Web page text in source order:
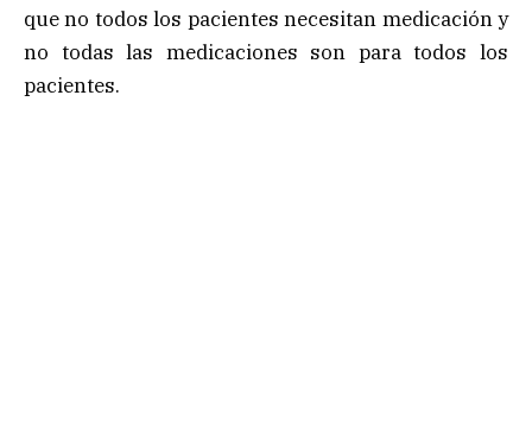
que no todos los pacientes necesitan medicación y
no todas las medicaciones son para todos los
pacientes.